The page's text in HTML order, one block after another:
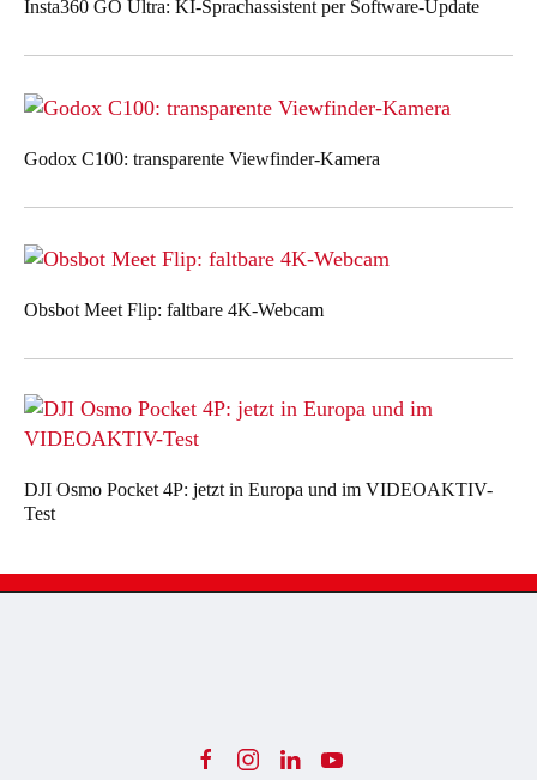
Insta360 GO Ultra: KI-Sprachassistent per Software-Update
Godox C100: transparente Viewfinder-Kamera
Obsbot Meet Flip: faltbare 4K-Webcam
DJI Osmo Pocket 4P: jetzt in Europa und im VIDEOAKTIV-
Test